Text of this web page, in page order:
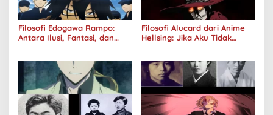
Filosofi Edogawa Rampo:
Antara Ilusi, Fantasi, dan
Filosofi Alucard dari Anime
Hellsing: Jika Aku Tidak